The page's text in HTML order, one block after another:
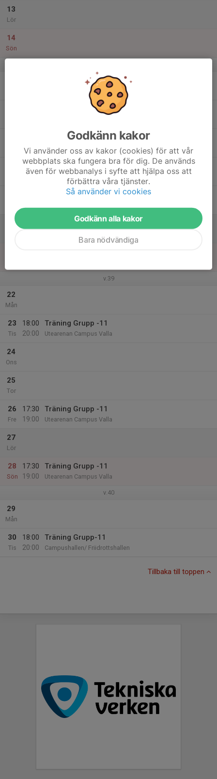
13
Lör
14
Sön
Träning Grupp -11
Träning Grupp -11
20
v.39
22
Mån
23
Tis
18:00
20:00
Träning Grupp -11
Utearenan Campus Valla
24
Ons
25
Tor
26
Fre
17:30
19:00
Träning Grupp -11
Utearenan Campus Valla
27
Lör
28
Sön
17:30
19:00
Träning Grupp -11
Utearenan Campus Valla
v.40
29
Mån
30
Tis
18:00
20:00
Träning Grupp-11
Campushallen/ Friidrottshallen
Tillbaka till toppen
Godkänn kakor
Vi använder oss av kakor (cookies) för att vår
webbplats ska fungera bra för dig. De används
även för webbanalys i syfte att hjälpa oss att
förbättra våra tjänster.
Så använder vi cookies
Godkänn alla kakor
Bara nödvändiga